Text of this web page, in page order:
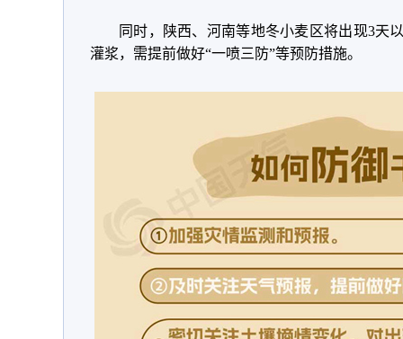
同时，陕西、河南等地冬小麦区将出现3天
灌浆，需提前做好“一喷三防”等预防措施。